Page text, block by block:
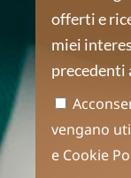
offerti e
miei
precedenti
vengano
e Cookie